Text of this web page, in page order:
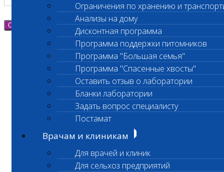
Ограничения по хранению и
Анализы на дому
Дисконтная программа
Программа поддержки питомников
Программа "Большая семья"
Программа "Спасенные хвосты"
Оставить отзыв о лаборатории
Бланки лаборатории
Задать вопрос специалисту
Постамат
Врачам и клиникам
Для врачей и клиник
Для сельхоз предприятий
Отправить